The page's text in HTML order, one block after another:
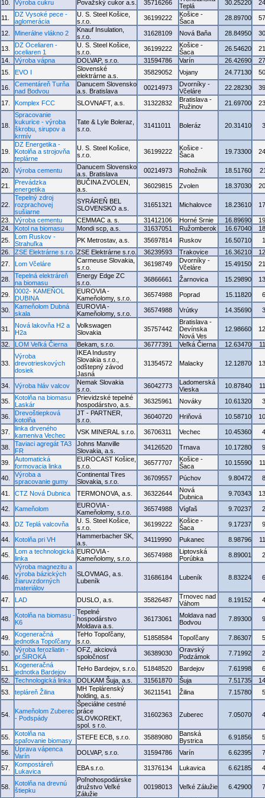
10. Výroba cukru Považský cukor a.s. 35716266
Teplá
30.25220
11.
DZ Vysoké pece -
aglomerácia
U. S. Steel Košice,
s.r.o.
36199222
Košice -
Šaca
28.89700
12. Minerálne vlákno 2
Knauf Insulation,
s.r.o.
31628109 Nová Baňa 28.84950
13.
DZ Oceliaren -
oceliaren 1
U. S. Steel Košice,
s.r.o.
36199222
Košice -
Šaca
26.54620
14.
Výroba vápna DOLVAP, s.r.o. 31594786 Varín 26.42690
15.
EVO I
Slovenské
elektrárne a.s.
35829052 Vojany 24.77130
16.
Cementáreň Turňa
nad Bodvou
Danucem Slovensko
a.s. Bratislava
00214973
Dvorníky -
Včeláre
22.28230
17. Komplex FCC SLOVNAFT, a.s. 31322832
Bratislava -
Ružinov
21.69700
18.
Spracovanie
kukurice - výroba
škrobu, sirupov a
krmív
Tate & Lyle Boleraz,
s.r.o.
31411011 Boleráz 20.31410
19.
DZ Energetika -
Kotolňa a strojovňa
teplárne
U. S. Steel Košice,
s.r.o.
36199222
Košice -
Šaca
19.73300
20. Výroba cementu
Danucem Slovensko
a.s. Bratislava
00214973 Rohožník 18.51760
21.
Prevádzka
energetika
BUČINA ZVOLEN,
a.s.
36029815 Zvolen 18.37030
22.
Tepelný zdroj
rozprachovej
sušiarne
SYRÁREŇ BEL
SLOVENSKO a.s.
31651321 Michalovce 18.23610
23. Výroba cementu CEMMAC a. s. 31412106 Horné Srnie 16.89690
24.
Kotol na biomasu Mondi scp, a.s. 31637051 Ružomberok 16.67040
25.
Lom Ruskov -
Strahuľka
PK Metrostav, a.s. 35697814 Ruskov 16.50710
26.
ZSE Elektrárne s.r.o. ZSE Elektrárne s.r.o. 36239593 Trakovice 16.36210
27.
Lom Včeláre
Carmeuse Slovakia,
s.r.o.
36198749
Dvorníky -
Včeláre
15.49150
28.
Tepelná elektráreň
na biomasu
Energy Edge ZC
s.r.o.
36866661 Žarnovica 15.29890
29.
0002- KAMEŇOL
DUBINA
EUROVIA -
Kameňolomy, s.r.o.
36574988 Poprad 15.11820
30.
Kameňolom Dubná
skala
EUROVIA -
Kameňolomy, s.r.o.
36574988 Vrútky 14.35690
31.
Nová lakovňa H2 a
H2a
Volkswagen
Slovakia
35757442
Bratislava -
Devínska
Nová Ves
12.98660
32. LOM Veľká Čierna Bekam, s.r.o. 36777391 Veľká Čierna 12.63470
33.
Výroba
drevotrieskových
dosiek
IKEA Industry
Slovakia s.r.o.,
odštepný závod
Jasná
31354572 Malacky 12.12870
34. Výroba hláv valcov
Nemak Slovakia
s.r.o.
36042773
Ladomerská
Vieska
10.87840
35.
Kotolňa na biomasu
Laskár
Prievidzské tepelné
hospodárstvo, a.s.
36325961 Nováky 10.61320
36.
Drevoštiepková
kotolňa
JT - PARTNER,
s.r.o.
36040720 Hriňová 10.58710
37.
linka drveného
kameniva Vechec
VSK MINERAL s.r.o. 36706311 Vechec 10.45360
38.
Taviaci agregát TA3
FR
Johns Manville
Slovakia, a.s.
34126520 Trnava 10.17280
39.
Automatická
formovacia linka
EUROCAST Košice,
s.r.o.
36577707
Košice -
Šaca
10.15590
40.
Výroba a
spracovanie gumy
Continental Tires
Slovakia, s.r.o.
36709557 Púchov 9.80472
41. CTZ Nová Dubnica TERMONOVA, a.s. 36322644
Nová
Dubnica
9.70343
42. Kameňolom
EUROVIA -
Kameňolomy, s.r.o.
36574988 Vígľaš 9.70237
43. DZ Teplá valcovňa
U. S. Steel Košice,
s.r.o.
36199222
Košice -
Šaca
9.17237
44. Kotolňa pri VH
Hammerbacher SK,
a.s.
34119990 Pukanec 8.98796
45.
Lom a technologická
linka
EUROVIA -
Kameňolomy, s.r.o.
36574988
Liptovská
Porúbka
8.89001
46.
Výroba magnezitu a
výroba bázických
žiaruvzdorných
materiálov
SLOVMAG, a.s.
Lubeník
31686184 Lubeník 8.83224
47. LAD DUSLO, a.s. 35826487
Trnovec nad
Váhom
8.19152
48.
Kotolňa na biomasu -
K6
Tepelné
hospodárstvo
Moldava a.s.
36173061
Moldava nad
Bodvou
7.89300
49.
Kogeneračná
jednotka Topoľčany
TeHo Topoľčany,
s.r.o.
51858584 Topoľčany 7.86307
50.
Výroba ferozliatin -
pr.ŠIROKÁ
OFZ, akciová
spoločnosť
36389030
Oravský
Podzámok
7.71992
51.
Kogeneračná
jednotka Bardejov
TeHo Bardejov, s.r.o. 51848520 Bardejov 7.61998
52.
Technologická linka DOLKAM Šuja, a.s. 31561870 Šuja 7.51735
53.
tepláreň Žilina
MH Teplárenský
holding, a.s.
36211541 Žilina 7.15780
54.
Kameňolom Zuberec
- Podspády
Špeciálne cestné
práce
SLOVKOREKT,
spol. s r.o.
31602363 Zuberec 7.05070
55.
Kotolňa na
spaľovanie biomasy
STEFE ECB, s.r.o. 35889080
Banská
Bystrica
6.91856
56.
Úprava vápenca
Varín
DOLVAP, s.r.o. 31594786 Varín 6.62395
57.
Kompostáreň
Lukavica
EBA s.r.o. 31376134 Lukavica 6.62185
58.
Kotolňa na drevnú
štiepku
Poľnohospodárske
družstvo Veľké
Zálužie
00198013 Veľké Zálužie 6.42900